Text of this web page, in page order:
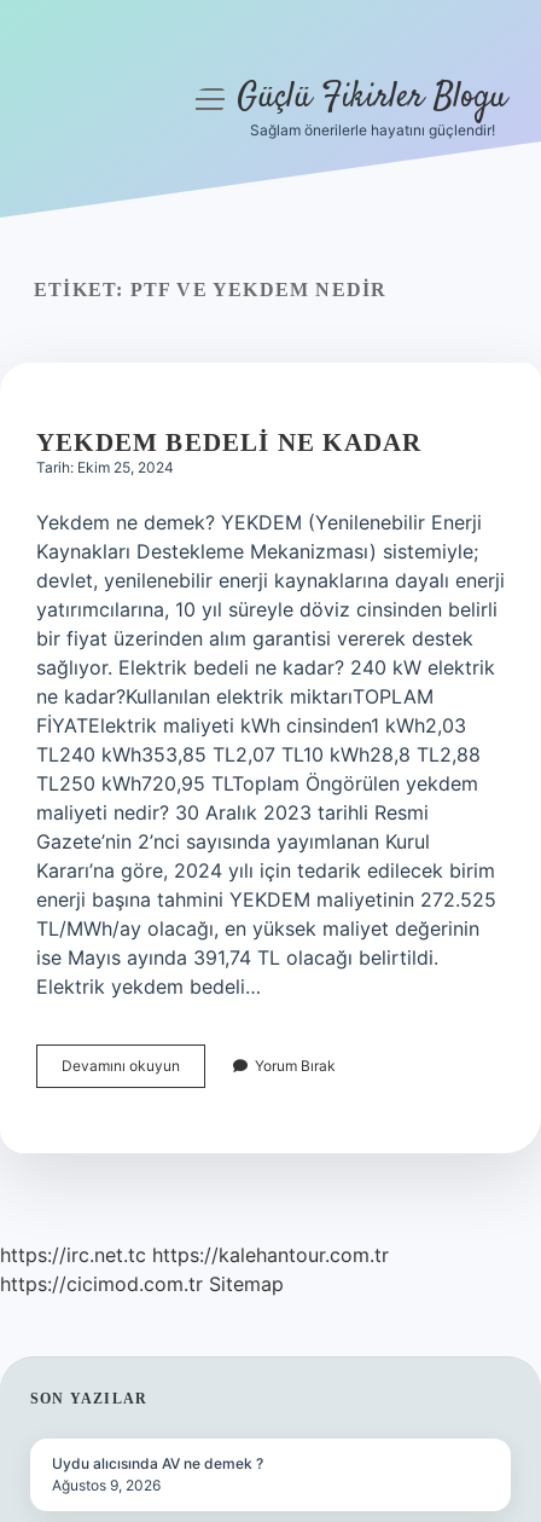
Yasal Uyarı
menüyüGüçlü Fikirler Blogu
Sağlam önerilerle hayatını güçlendir!
ETIKET: PTF VE YEKDEM NEDIR
YEKDEM BEDELI NE KADAR
Tarih: Ekim 25, 2024
Yekdem ne demek? YEKDEM (Yenilenebilir Enerji
Kaynakları Destekleme Mekanizması) sistemiyle;
devlet, yenilenebilir enerji kaynaklarına dayalı enerji
yatırımcılarına, 10 yıl süreyle döviz cinsinden belirli
bir fiyat üzerinden alım garantisi vererek destek
sağlıyor. Elektrik bedeli ne kadar? 240 kW elektrik
ne kadar?Kullanılan elektrik miktarıTOPLAM
FİYATElektrik maliyeti kWh cinsinden1 kWh2,03
TL240 kWh353,85 TL2,07 TL10 kWh28,8 TL2,88
TL250 kWh720,95 TLToplam Öngörülen yekdem
maliyeti nedir? 30 Aralık 2023 tarihli Resmi
Gazete’nin 2’nci sayısında yayımlanan Kurul
Kararı’na göre, 2024 yılı için tedarik edilecek birim
enerji başına tahmini YEKDEM maliyetinin 272.525
TL/MWh/ay olacağı, en yüksek maliyet değerinin
ise Mayıs ayında 391,74 TL olacağı belirtildi.
Elektrik yekdem bedeli…
Devamını okuyun
Bedeli
Yorum Bırak
https://irc.net.tc https://kalehantour.com.tr
https://cicimod.com.tr Sitemap
SIDEBAR
SON YAZILAR
Uydu alıcısında AV ne demek ?
Ağustos 9, 2026